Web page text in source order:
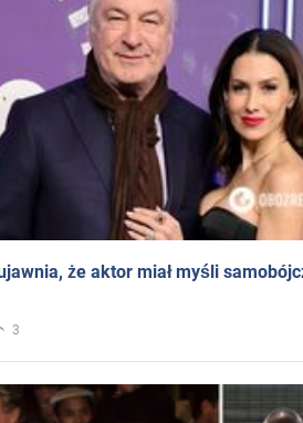
że aktor miał myśli
3